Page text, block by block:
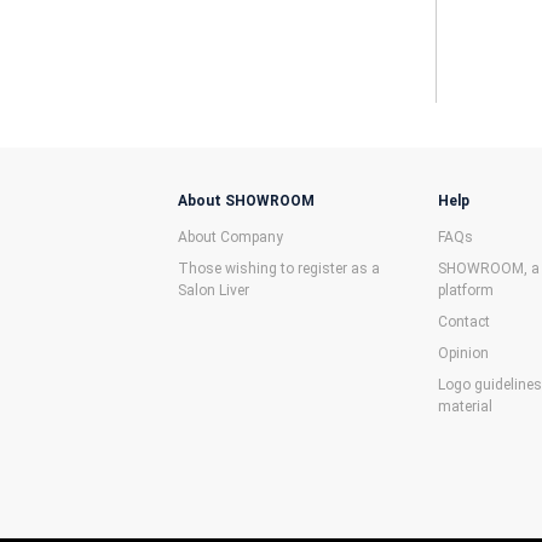
About SHOWROOM
About Company
Those wishing to register as a
Salon Liver
Help
FAQs
SHOWROOM,
platform
Contact
Opinion
Logo
material